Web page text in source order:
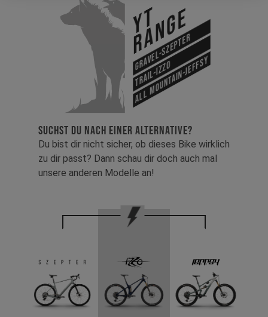
YT
Range
Gravel-Szepter
Trail-Izzo
All Mountain-Jeffsy
SUCHST DU NACH EINER ALTERNATIVE?
Du bist dir nicht sicher, ob dieses Bike wirklich
zu dir passt? Dann schau dir doch auch mal
unsere anderen Modelle an!